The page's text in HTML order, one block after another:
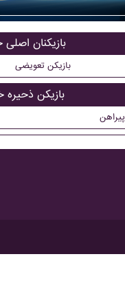
بازیکنان
بازیکن تعویضی
بازیکن
پیراهن